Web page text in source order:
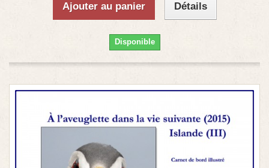
Ajouter au panier Détails
Disponible